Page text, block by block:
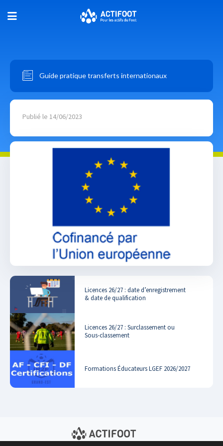
Guide pratique transferts internationaux
Publié le 14/06/2023
Licences 26/27 : date d’enregistrement
& date de qualification
Licences 26/27 : Surclassement ou
Sous-classement
Formations Éducateurs LGEF 2026/2027